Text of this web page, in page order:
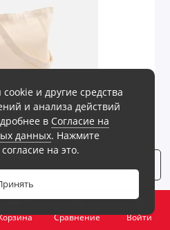
0
Сравнение
Войти
1.20535.00
и другие средства
и анализа действий
в Согласие на
данных. Нажмите
на это.